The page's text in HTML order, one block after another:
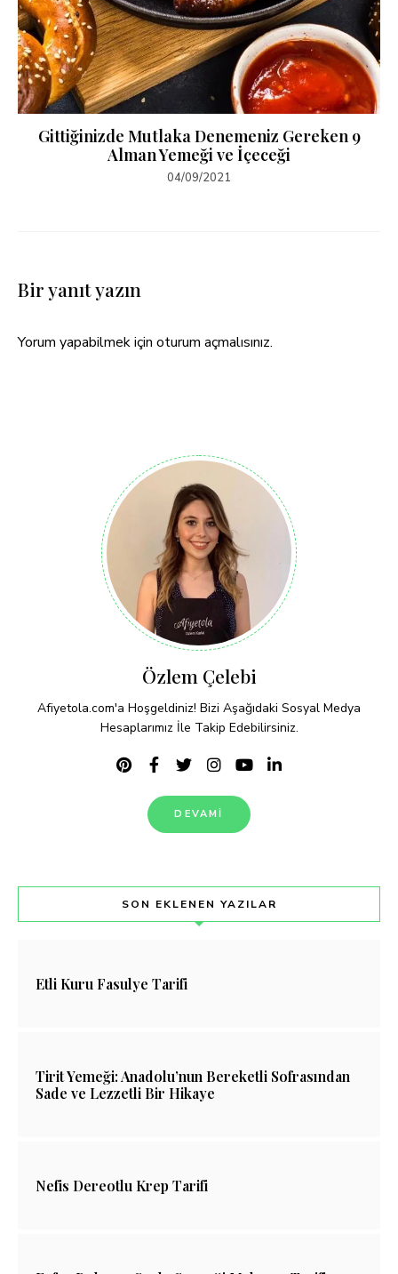
Gittiğinizde Mutlaka Denemeniz Gereken 9
Alman Yemeği ve İçeceği
04/09/2021
Bir yanıt yazın
Yorum yapabilmek için oturum açmalısınız.
Özlem Çelebi
Afiyetola.com'a Hoşgeldiniz! Bizi Aşağıdaki Sosyal Medya
Hesaplarımız İle Takip Edebilirsiniz.
DEVAMI
SON EKLENEN YAZILAR
Etli Kuru Fasulye Tarifi
Tirit Yemeği: Anadolu’nun Bereketli Sofrasından
Sade ve Lezzetli Bir Hikaye
Nefis Dereotlu Krep Tarifi